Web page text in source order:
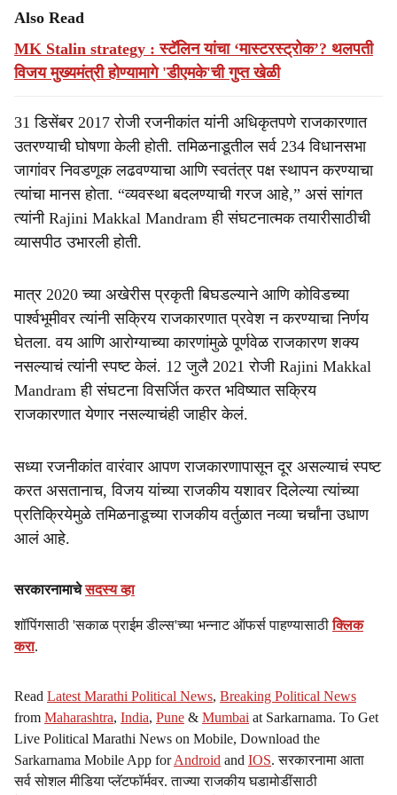
Also Read
MK Stalin strategy : स्टॅलिन यांचा ‘मास्टरस्ट्रोक’? थलपती
विजय मुख्यमंत्री होण्यामागे 'डीएमके'ची गुप्त खेळी
31 डिसेंबर 2017 रोजी रजनीकांत यांनी अधिकृतपणे राजकारणात
उतरण्याची घोषणा केली होती. तमिळनाडूतील सर्व 234 विधानसभा
जागांवर निवडणूक लढवण्याचा आणि स्वतंत्र पक्ष स्थापन करण्याचा
त्यांचा मानस होता. “व्यवस्था बदलण्याची गरज आहे,” असं सांगत
त्यांनी Rajini Makkal Mandram ही संघटनात्मक तयारीसाठीची
व्यासपीठ उभारली होती.
मात्र 2020 च्या अखेरीस प्रकृती बिघडल्याने आणि कोविडच्या
पार्श्वभूमीवर त्यांनी सक्रिय राजकारणात प्रवेश न करण्याचा निर्णय
घेतला. वय आणि आरोग्याच्या कारणांमुळे पूर्णवेळ राजकारण शक्य
नसल्याचं त्यांनी स्पष्ट केलं. 12 जुलै 2021 रोजी Rajini Makkal
Mandram ही संघटना विसर्जित करत भविष्यात सक्रिय
राजकारणात येणार नसल्याचंही जाहीर केलं.
सध्या रजनीकांत वारंवार आपण राजकारणापासून दूर असल्याचं स्पष्ट
करत असतानाच, विजय यांच्या राजकीय यशावर दिलेल्या त्यांच्या
प्रतिक्रियेमुळे तमिळनाडूच्या राजकीय वर्तुळात नव्या चर्चांना उधाण
आलं आहे.
सरकारनामाचेसदस्य व्हा
शॉपिंगसाठी 'सकाळ प्राईम डील्स'च्या भन्नाट ऑफर्स पाहण्यासाठीक्लिक
करा.
Read Latest Marathi Political News, Breaking Political News
from Maharashtra, India, Pune & Mumbai at Sarkarnama. To Get
Live Political Marathi News on Mobile, Download the
Sarkarnama Mobile App forAndroid and IOS. सरकारनामा आता
सर्व सोशल मीडिया प्लॅटफॉर्मवर. ताज्या राजकीय घडामोडींसाठी